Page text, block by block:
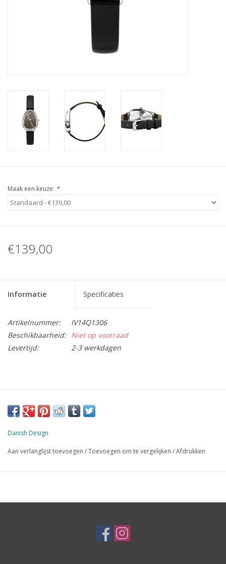
Maak een keuze: *
€139,00
Informatie Specificaties
Artikelnummer:
IV14Q1306
Beschikbaarheid: Niet op voorraad
Levertijd:
2-3 werkdagen
Danish Design
Aan verlanglijst toevoegen /Toevoegen om te vergelijken /Afdrukken